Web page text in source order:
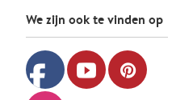
We zijn ook te vinden op
facebook youtube pinterest